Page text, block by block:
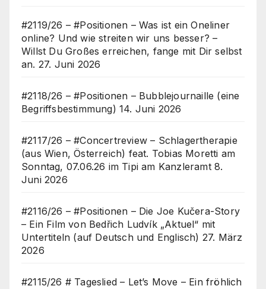
#2119/26 – #Positionen – Was ist ein Oneliner
online? Und wie streiten wir uns besser? –
Willst Du Großes erreichen, fange mit Dir selbst
an. 27. Juni 2026
#2118/26 – #Positionen – Bubblejournaille (eine
Begriffsbestimmung) 14. Juni 2026
#2117/26 – #Concertreview – Schlagertherapie
(aus Wien, Österreich) feat. Tobias Moretti am
Sonntag, 07.06.26 im Tipi am Kanzleramt 8.
Juni 2026
#2116/26 – #Positionen – Die Joe Kučera-Story
– Ein Film von Bedřich Ludvík „Aktuel“ mit
Untertiteln (auf Deutsch und Englisch) 27. März
2026
#2115/26 # Tageslied – Let’s Move – Ein fröhlich